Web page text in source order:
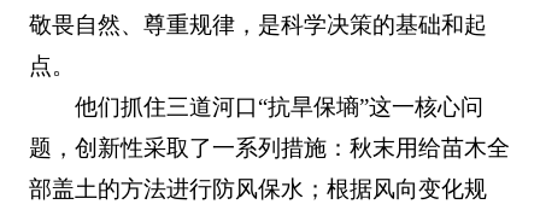
敬畏自然、尊重规律，是科学决策的基础和起
点。
他们抓住三道河口“抗旱保墒”这一核心问
题，创新性采取了一系列措施：秋末用给苗木全
部盖土的方法进行防风保水；根据风向变化规